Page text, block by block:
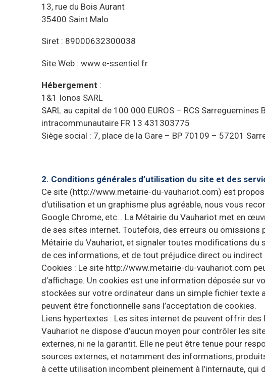
13, rue du Bois Aurant
35400 Saint Malo
Siret : 89000632300038
Site Web : www.e-ssentiel.fr
Hébergement :
1&1 Ionos SARL
SARL au capital de 100 000 EUROS – RCS
intracommunautaire FR 13 431303775
Siège social : 7, place de la Gare – BP 70109 – 57201
2. Conditions générales d’utilisation du site et des
Ce site (http://www.metairie-du-vauhariot.com) est
d’utilisation et un graphisme plus agréable, nous vous
Google Chrome, etc… La Métairie du Vauhariot met en
de ses sites internet. Toutefois, des erreurs ou omissions
Métairie du Vauhariot, et signaler toutes modifications du
de ces informations, et de tout préjudice direct ou indirect
Cookies : Le site http://www.metairie-du-vauhariot.com
d’affichage. Un cookies est une information déposée sur
stockées sur votre ordinateur dans un simple fichier texte
peuvent être fonctionnelle sans l’acceptation de cookies.
Liens hypertextes : Les sites internet de peuvent offrir
Vauhariot ne dispose d’aucun moyen pour contrôler les
externes, ni ne la garantit. Elle ne peut être tenue pour
sources externes, et notamment des informations,
à cette utilisation incombent pleinement à l’internaute,